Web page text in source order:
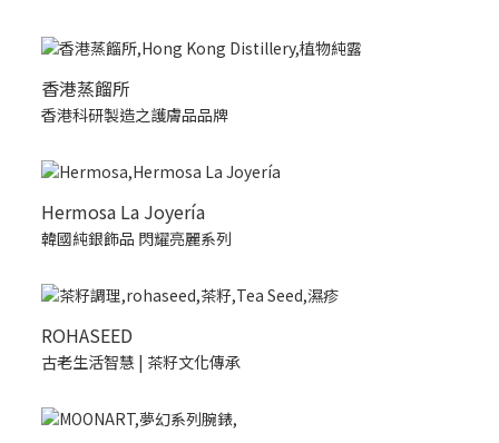
香港蒸餾所
香港科研製造之護膚品品牌
Hermosa La Joyería
韓國純銀飾品 閃耀亮麗系列
ROHASEED
古老生活智慧 | 茶籽文化傳承